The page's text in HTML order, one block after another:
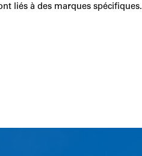
liés à des marques spécifiques.